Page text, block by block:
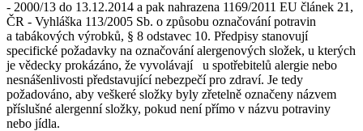
- 2000/13 do 13.12.2014 a pak nahrazena 1169/2011 EU článek 21,
ČR - Vyhláška 113/2005 Sb. o způsobu označování potravin
a tabákových výrobků, § 8 odstavec 10. Předpisy stanovují
specifické požadavky na označování alergenových složek, u kterých
je vědecky prokázáno, že vyvolávají u spotřebitelů alergie nebo
nesnášenlivosti představující nebezpečí pro zdraví. Je tedy
požadováno, aby veškeré složky byly zřetelně označeny názvem
příslušné alergenní složky, pokud není přímo v názvu potraviny
nebo jídla.